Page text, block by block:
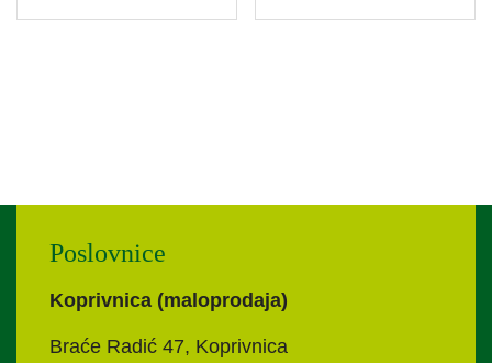
Poslovnice
Koprivnica (maloprodaja)
Braće Radić 47, Koprivnica